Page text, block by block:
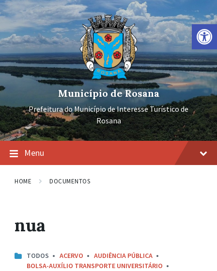
Barra de Ferramentas Aberta
Ir
para
conteúdo
Pular
para
navegação
principal
Pular
para
rodapé
Município de Rosana
Prefeitura do Município de Interesse Turístico de
Rosana
Menu
HOME DOCUMENTOS
nua
TODOS ACERVO
AUDIÊNCIA PÚBLICA
BOLSA-AUXÍLIO TRANSPORTE UNIVERSITÁRIO